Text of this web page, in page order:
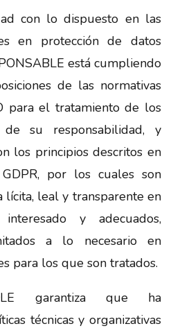
con lo dispuesto en las
en protección de datos
está cumpliendo
de las normativas
para el tratamiento de los
de su responsabilidad, y
los principios descritos en
por los cuales son
lícita, leal y transparente en
y adecuados,
a lo necesario en
para los que son tratados.
garantiza que ha
técnicas y organizativas